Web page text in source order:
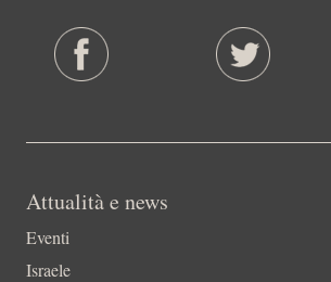
Attualità e news
Eventi
Israele